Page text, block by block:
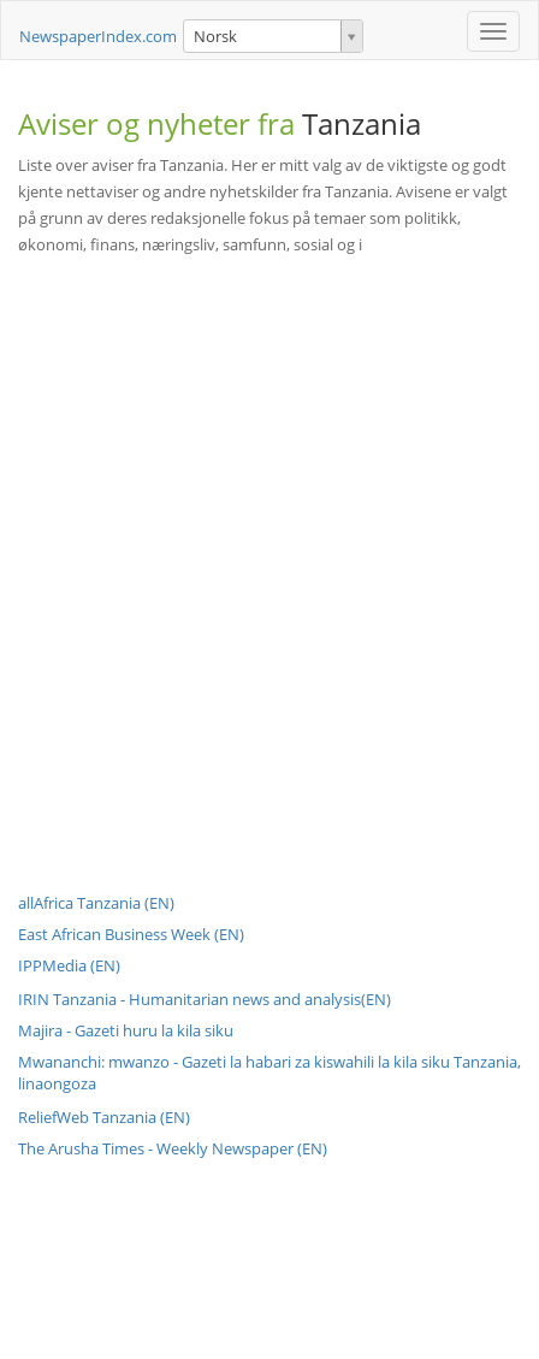
Toggle
NewspaperIndex.com Norsk
Aviser og nyheter fra Tanzania
Liste over aviser fra Tanzania. Her er mitt valg av de viktigste og godt
kjente nettaviser og andre nyhetskilder fra Tanzania. Avisene er valgt
på grunn av deres redaksjonelle fokus på temaer som politikk,
økonomi, finans, næringsliv, samfunn, sosial og i
allAfrica Tanzania (EN)
East African Business Week (EN)
IPPMedia (EN)
IRIN Tanzania - Humanitarian news and analysis(EN)
Majira - Gazeti huru la kila siku
Mwananchi: mwanzo - Gazeti la habari za kiswahili la kila siku Tanzania,
linaongoza
ReliefWeb Tanzania (EN)
The Arusha Times - Weekly Newspaper (EN)